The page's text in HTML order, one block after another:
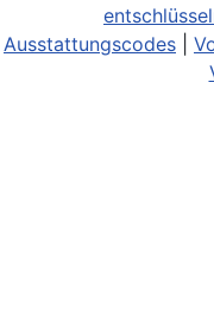
Ausstattungscodes